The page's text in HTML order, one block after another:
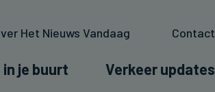
Het Nieuws Vandaag Contact
je buurt Verkeer updates